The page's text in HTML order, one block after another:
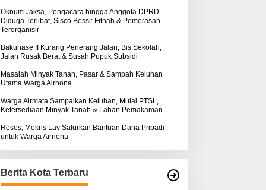
Warga Airnona
Hukum Kasus Sebastian
Bokol Sarat Rekayasa
:Oknum Jaksa, Pengacara hingga Anggota DPRD
Diduga Terlibat, Sisco Bessi: Fitnah & Pemerasan
Terorganisir
Bakunase II Kurang Penerang Jalan, Bis Sekolah,
Jalan Rusak Berat & Susah Pupuk Subsidi
Masalah Minyak Tanah, Pasar & Sampah Keluhan
Utama Warga Airnona
Warga Airmata Sampaikan Keluhan, Mulai PTSL,
Ketersediaan Minyak Tanah & Lahan Pemakaman
Reses, Mokris Lay Salurkan Bantuan Dana Pribadi
untuk Warga Airnona
Berita Kota Terbaru